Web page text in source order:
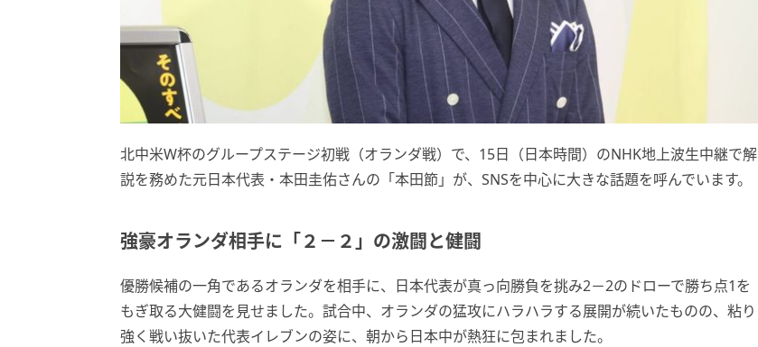
北中米W杯のグループステージ初戦（オランダ戦）で、15日（日本時間）のNHK地上波生中継で解
説を務めた元日本代表・本田圭佑さんの「本田節」が、SNSを中心に大きな話題を呼んでいます。
強豪オランダ相手に「２－２」の激闘と健闘
優勝候補の一角であるオランダを相手に、日本代表が真っ向勝負を挑み2－2のドローで勝ち点1を
もぎ取る大健闘を見せました。試合中、オランダの猛攻にハラハラする展開が続いたものの、粘り
強く戦い抜いた代表イレブンの姿に、朝から日本中が熱狂に包まれました。